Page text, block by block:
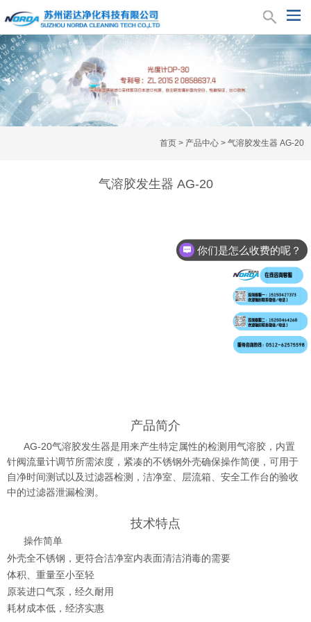
首页 > 产品中心 > 气溶胶发生器 AG-20
气溶胶发生器 AG-20
产品简介
AG-20气溶胶发生器是用来产生特定属性的检测用气溶胶，内置
针阀流量计调节所需浓度，紧凑的不锈钢外壳确保操作简便，可用于
自净时间测试以及过滤器检测，洁净室、层流箱、安全工作台的验收
中的过滤器泄漏检测。
技术特点
操作简单
外壳全不锈钢，更符合洁净室内表面清洁消毒的需要
体积、重量至小至轻
原装进口气泵，经久耐用
耗材成本低，经济实惠
你们是怎么收费的呢？